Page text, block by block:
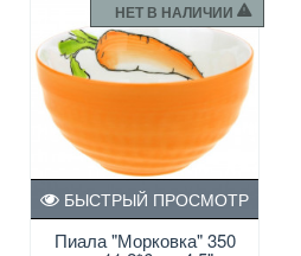
НЕТ В НАЛИЧИИ
Пиала "Морковка" 350
БЫСТРЫЙ ПРОСМОТР